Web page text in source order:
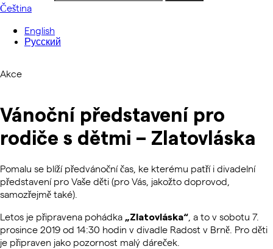
Čeština
English
Русский
Akce
Vánoční představení pro
rodiče s dětmi – Zlatovláska
Pomalu se blíží předvánoční čas, ke kterému patří i divadelní
představení pro Vaše děti (pro Vás, jakožto doprovod,
samozřejmě také).
Letos je připravena pohádka „Zlatovláska“ , a to v sobotu 7.
prosince 2019 od 14:30 hodin v divadle Radost v Brně. Pro děti
je připraven jako pozornost malý dáreček.